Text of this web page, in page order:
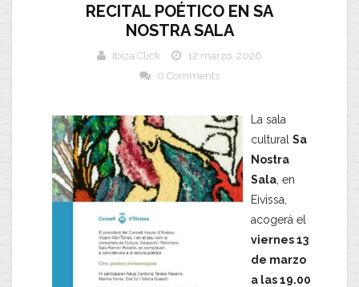
RECITAL POÉTICO EN SA
NOSTRA SALA
Ibiza Click
12 marzo, 2026
0 Comments
La sala
cultural Sa
Nostra
Sala , en
Eivissa,
acogerá el
viernes 13
de marzo
a las 19.00